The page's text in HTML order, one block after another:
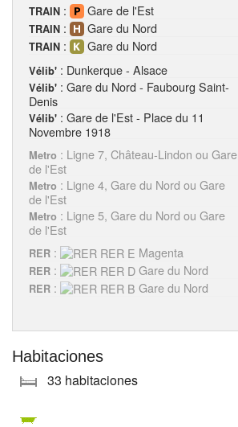
TRAIN : Gare de l'Est
TRAIN : Gare du Nord
TRAIN : Gare du Nord
Vélib' : Dunkerque - Alsace
Vélib' : Gare du Nord - Faubourg Saint-
Denis
Vélib' : Gare de l'Est - Place du 11
Novembre 1918
Metro : Ligne 7, Château-Lindon ou Gare
de l'Est
Metro : Ligne 4, Gare du Nord ou Gare
de l'Est
Metro : Ligne 5, Gare du Nord ou Gare
de l'Est
RER : Magenta
RER : Gare du Nord
RER : Gare du Nord
Habitaciones
33 habitaciones